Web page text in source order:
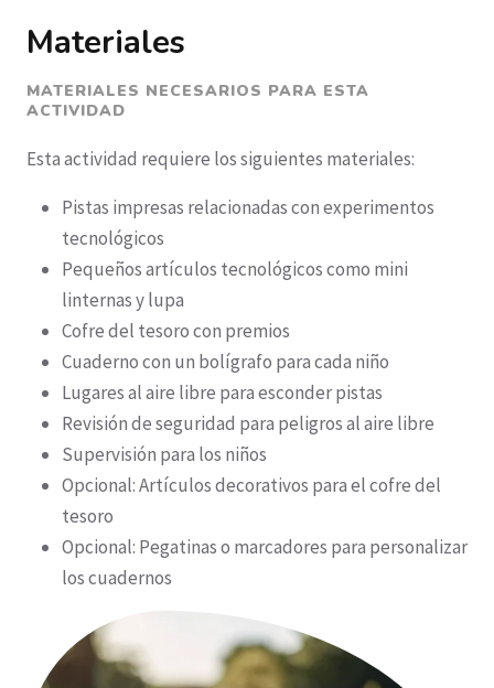
Materiales
MATERIALES NECESARIOS PARA ESTA
ACTIVIDAD
Esta actividad requiere los siguientes materiales:
Pistas impresas relacionadas con experimentos
tecnológicos
Pequeños artículos tecnológicos como mini
linternas y lupa
Cofre del tesoro con premios
Cuaderno con un bolígrafo para cada niño
Lugares al aire libre para esconder pistas
Revisión de seguridad para peligros al aire libre
Supervisión para los niños
Opcional: Artículos decorativos para el cofre del
tesoro
Opcional: Pegatinas o marcadores para personalizar
los cuadernos